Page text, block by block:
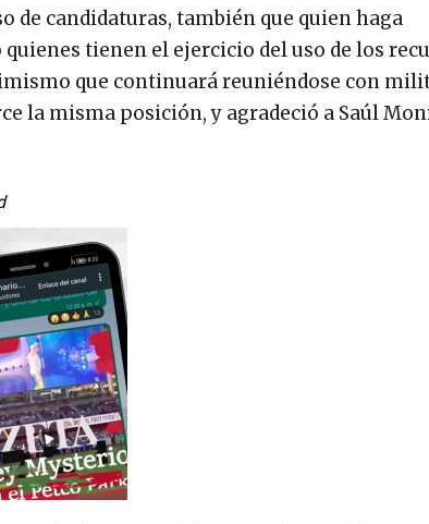
de candidaturas, también que quien haga
tienen el ejercicio del uso de los
que continuará reuniéndose con
la misma posición, y agradeció a Saúl